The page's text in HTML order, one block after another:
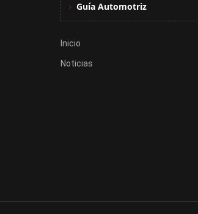
Guía Automotriz
Inicio
Noticias